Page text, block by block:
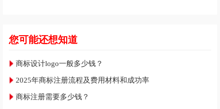
您可能还想知道
商标设计logo一般多少钱？
2025年商标注册流程及费用材料和成功率
商标注册需要多少钱？